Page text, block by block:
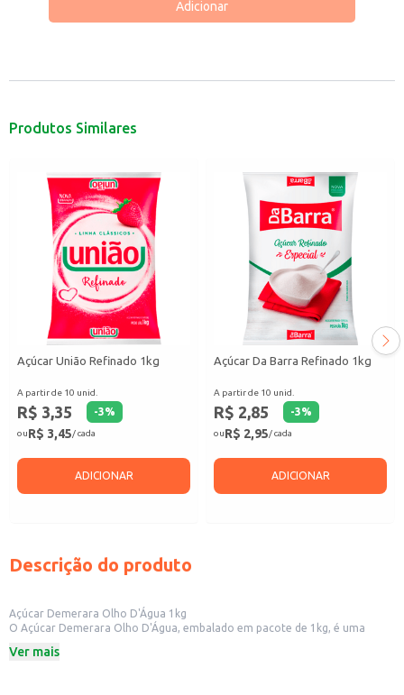
Adicionar
Produtos Similares
Açúcar União Refinado 1kg
A partir de 10 unid.
R$ 3,35 -3%
ouR$ 3,45/ cada
ADICIONAR
Açúcar Da Barra Refinado 1kg
A partir de 10 unid.
R$ 2,85 -3%
ouR$ 2,95/ cada
ADICIONAR
Descrição do produto
Açúcar Demerara Olho D'Água 1kg
O Açúcar Demerara Olho D'Água, embalado em pacote de 1kg, é uma
refinado. Sua característica é a presença de cristais maiores e um sabor
Ver mais